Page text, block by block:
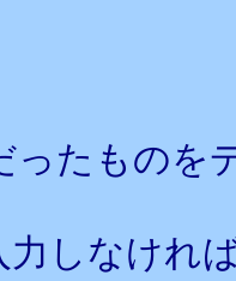
ったものを
力しなけれ